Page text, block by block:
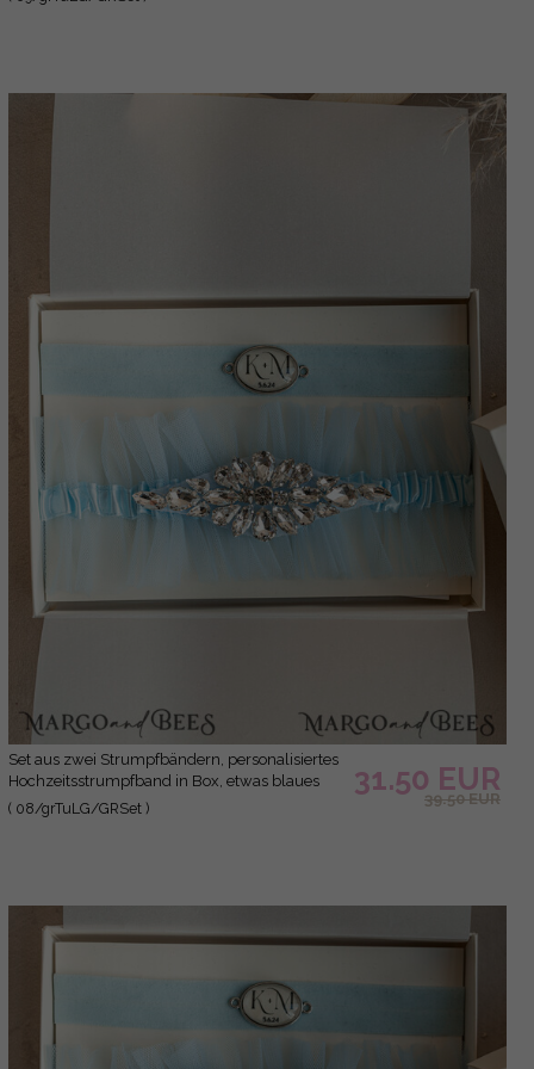
Set aus zwei Strumpfbändern, personalisiertes
Hochzeitsstrumpfband in Box, etwas blaues
Tüllstrumpfband & personalisiertes Wurfset,
( 08/grTuLG/GRSet )
31.50 EUR
39.50 EUR